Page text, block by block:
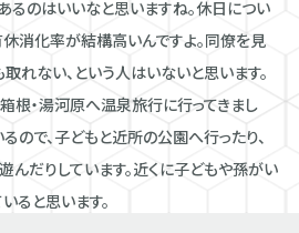
るのはいいなと思いますね。休日につい
休消化率が結構高いんですよ。同僚を見
れない、という人はいないと思います。
根・湯河原へ温泉旅行に行ってきまし
ので、子どもと近所の公園へ行ったり、
だりしています。近くに子どもや孫がい
ると思います。